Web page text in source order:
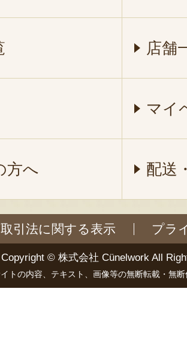
店舗
マイ
方へ 配送
引法に関する表示 プラ
Copyright © 株式会社 Cünelwork All
トの内容、テキスト、画像等の無断転載・無